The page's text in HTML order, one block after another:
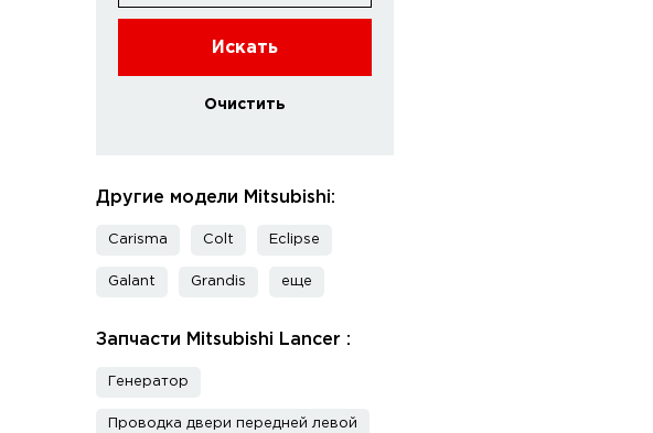
Искать
Очистить
Другие модели Mitsubishi:
Carisma Colt Eclipse
Galant Grandis еще
Запчасти Mitsubishi Lancer :
Генератор
Проводка двери передней левой